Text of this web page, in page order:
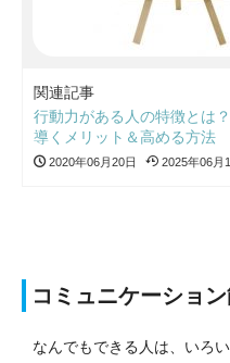
関連記事
行動力がある人の特徴とは
導くメリット＆高める方法
2020年06月20日 2025年06月
コミュニケーショ
なんでもできる人は、いろ